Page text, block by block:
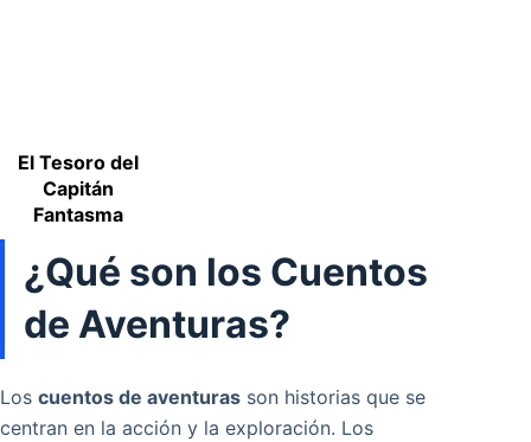
El Tesoro del
Capitán
Fantasma
¿Qué son los Cuentos
de Aventuras?
Los cuentos de aventuras son historias que se
centran en la acción y la exploración. Los